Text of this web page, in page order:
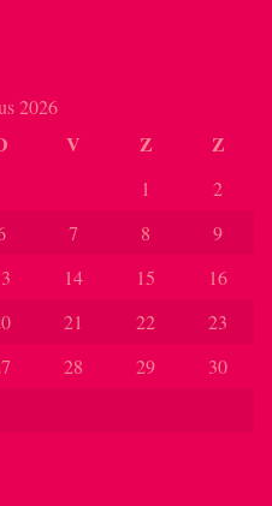
2026
V Z Z
1
2
7 8
9
14 15
16
21 22
23
28 29
30